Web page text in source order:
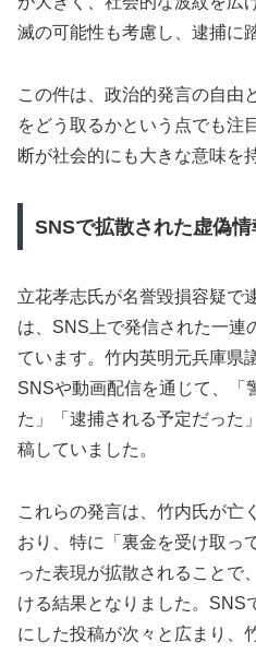
滅の可能性も考慮し、逮捕に
この件は、政治的発言の自由
をどう取るかという点でも注
断が社会的にも大きな意味を
SNSで拡散された虚偽
立花孝志氏が名誉毀損容疑で
は、SNS上で発信された一連
ています。竹内英明元兵庫県
SNSや動画配信を通じて、「
た」「逮捕される予定だった
稿していました。
これらの発言は、竹内氏が亡
おり、特に「裏金を受け取っ
った表現が拡散されることで
ける結果となりました。SNS
にした投稿が次々と広まり、